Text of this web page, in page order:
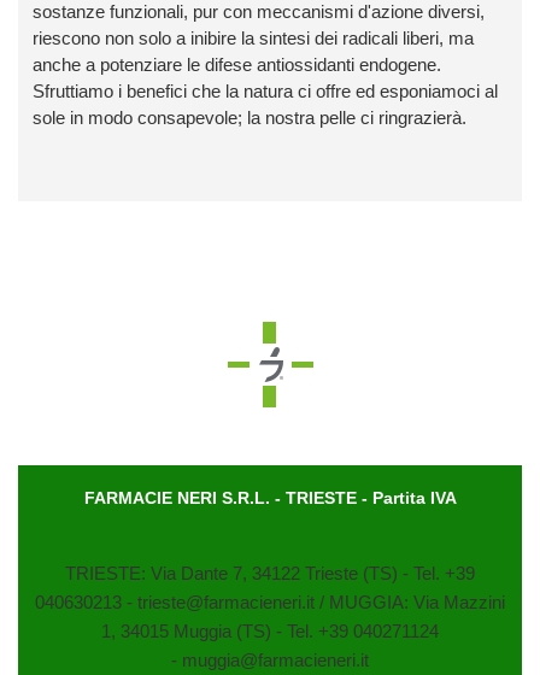
sostanze funzionali, pur con meccanismi d'azione diversi,
riescono non solo a inibire la sintesi dei radicali liberi, ma
anche a potenziare le difese antiossidanti endogene.
Sfruttiamo i benefici che la natura ci offre ed esponiamoci al
sole in modo consapevole; la nostra pelle ci ringrazierà.
FARMACIE NERI S.R.L. - TRIESTE - Partita IVA
TRIESTE: Via Dante 7, 34122 Trieste (TS) - Tel. +39
040630213 - trieste@farmacieneri.it / MUGGIA: Via Mazzini
1, 34015 Muggia (TS) - Tel. +39 040271124
- muggia@farmacieneri.it